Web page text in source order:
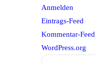
Anmelden
Eintrags-Feed
Kommentar-Feed
WordPress.org